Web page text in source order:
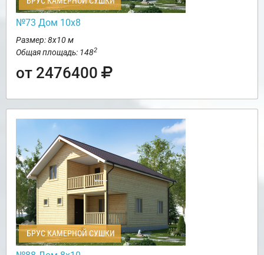
№73 Дом 10х8
Размер: 8х10 м
Общая площадь: 1482
от 2476400
БРУС КАМЕРНОЙ СУШКИ